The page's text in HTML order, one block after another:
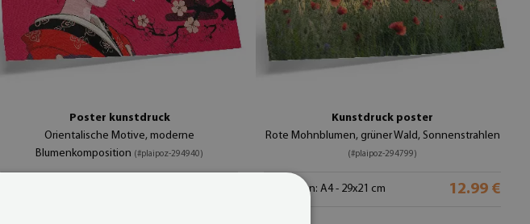
Poster kunstdruck
Orientalische Motive, moderne
Blumenkomposition (#plaipoz-294940)
Kunstdruck poster
Rote Mohnblumen, grüner Wald, Sonnenstrahlen
(#plaipoz-294799)
Größe von: A4 - 29x21 cm 12.99 €